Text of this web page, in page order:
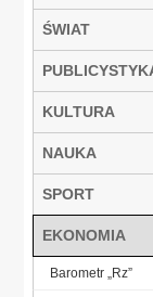
ŚWIAT
KULTURA
NAUKA
SPORT
EKONOMIA
Barometr „Rz”